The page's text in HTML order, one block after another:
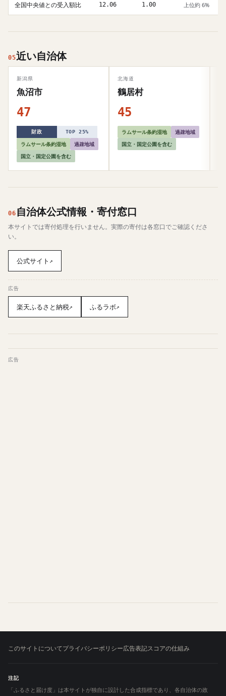
全国中央値との受入額比 12.06 1.00 上位約 6%
05近い自治体
新潟県
魚沼市
47
財政 TOP 25%
ラムサール条約湿地
過疎地域
国立・国定公園を含む
北海道
鶴居村
45
ラムサール条約湿地
過疎地域
国立・国定公園を含む
06 自治体公式情報・寄付窓口
本サイトでは寄付処理を行いません。実際の寄付は各窓口でご確認くださ
い。
公式サイト ↗
広告
楽天ふるさと納税↗ ふるラボ↗
広告
このサイトについてプライバシーポリシー広告表記スコアの仕組み
注記
「ふるさと届け度」は本サイトが独自に設計した合成指標であり、各自治体の政